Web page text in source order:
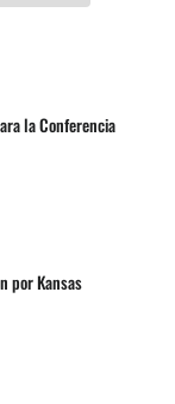
la Conferencia
por Kansas